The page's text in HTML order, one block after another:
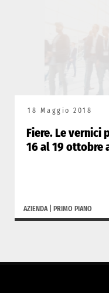
18 Maggio 2018
Fiere. Le vernici
16 al 19 ottobre
AZIENDA| PRIMO PIANO